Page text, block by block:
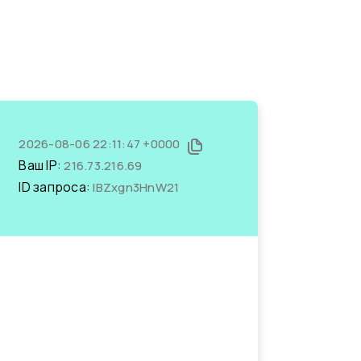
2026-08-06 22:11:47 +0000
Ваш IP:216.73.216.69
ID запроса:lBZxgn3HnW21